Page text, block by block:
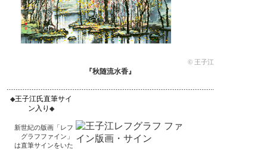
© 王子江
『秋随流水香』
◆王子江氏直筆サイ
ン入り ◆
新世紀の版画「レフ
グラフファイン」
は直筆サインをいた